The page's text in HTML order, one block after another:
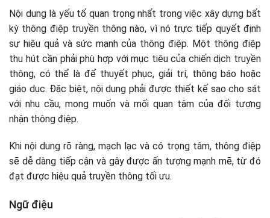
Nội dung là yếu tố quan trọng nhất trong việc xây dựng bất
kỳ thông điệp truyền thông nào, vì nó trực tiếp quyết định
sự hiệu quả và sức mạnh của thông điệp. Một thông điệp
thu hút cần phải phù hợp với mục tiêu của chiến dịch truyền
thông, có thể là để thuyết phục, giải trí, thông báo hoặc
giáo dục. Đặc biệt, nội dung phải được thiết kế sao cho sát
với nhu cầu, mong muốn và mối quan tâm của đối tượng
nhận thông điệp.
Khi nội dung rõ ràng, mạch lạc và có trọng tâm, thông điệp
sẽ dễ dàng tiếp cận và gây được ấn tượng mạnh mẽ, từ đó
đạt được hiệu quả truyền thông tối ưu.
Ngữ điệu